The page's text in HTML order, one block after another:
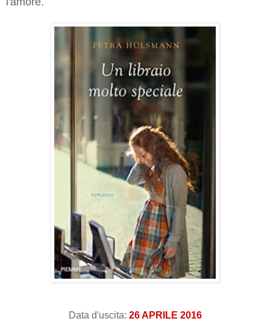
Data d'uscita: 26 APRILE 2016